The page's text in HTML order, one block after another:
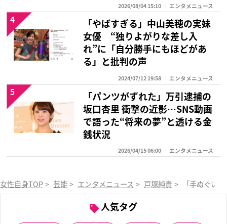
2026/08/04 15:10 エンタメニュース
「やばすぎる」中山美穂の実妹
女優 “独りよがりな差し入
れ”に「自分勝手にもほどがあ
る」と批判の声
2024/07/12 19:58 エンタメニュース
4
「パンツがずれた」万引逮捕の
坂口杏里 衝撃の近影…SNS動画
で語った“将来の夢”と透ける金
銭状況
2026/04/15 06:00 エンタメニュース
5
女性自身TOP > 芸能 > エンタメニュース > 戸塚純貴 > 「手ぬぐい
人気タグ